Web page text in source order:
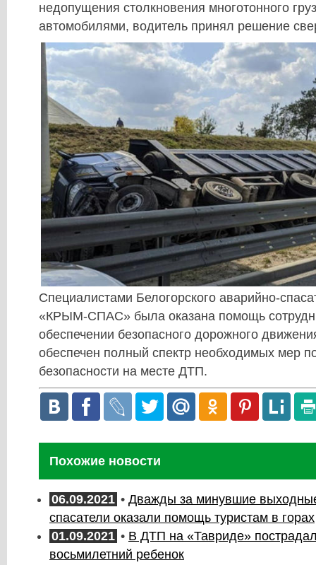
недопущения столкновения многотонного
автомобилями, водитель принял решение
Специалистами Белогорского аварийно-
«КРЫМ-СПАС» была оказана помощь
обеспечении безопасного дорожного
обеспечен полный спектр необходимых мер
безопасности на месте ДТП.
Похожие новости
06.09.2021 • Дважды за минувшие
спасатели оказали помощь туристам в горах
01.09.2021 • В ДТП на «Тавриде»
восьмилетний ребенок